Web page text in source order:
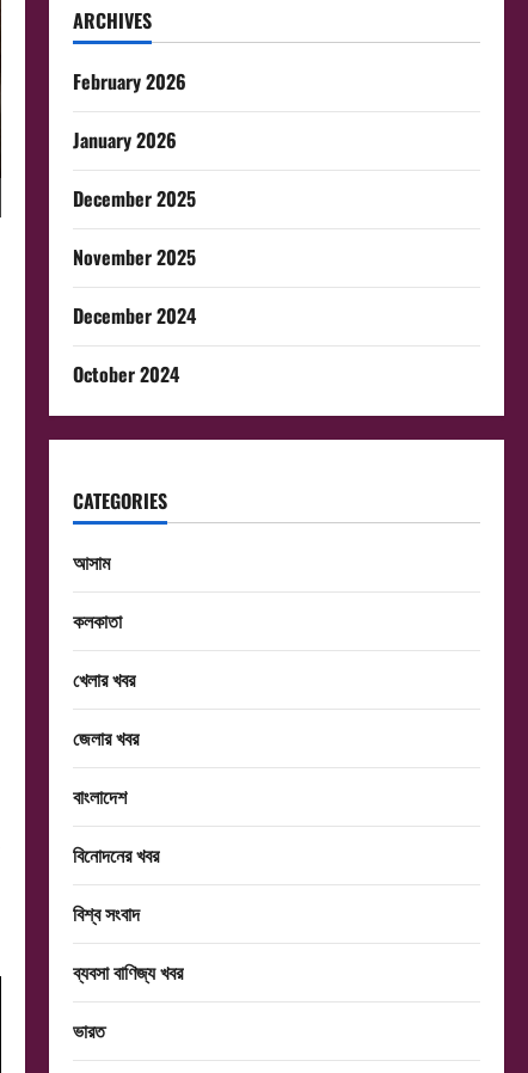
ARCHIVES
February 2026
January 2026
December 2025
November 2025
December 2024
October 2024
CATEGORIES
আসাম
কলকাতা
খেলার খবর
জেলার খবর
বাংলাদেশ
বিনোদনের খবর
বিশ্ব সংবাদ
ব্যবসা বাণিজ্য খবর
ভারত